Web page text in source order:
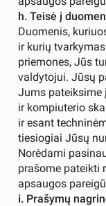
h. Teisė į
Duomenis,
ir kurių
priemones, Jūs
valdytojui. Jūsų
Jums pateiksime
ir kompiuterio
ir esant
tiesiogiai Jūsų
Norėdami
prašome pateikti
apsaugos
i. Prašymų